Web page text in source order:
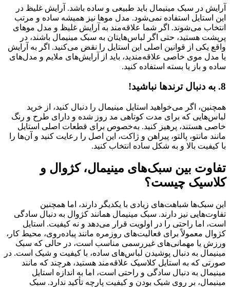
آرایش در سبک مینیمال باید طبیعی و ساده باشد. آرایش غلیظ در
این استایل استفاده نمی‌شود. مدل موها نیز همیشه ساده و مرتب
انتخاب می‌شوند. اگر شما علاقه‌مند به آرایش غلیظ و مدل موهای
پرپشت هستید، حتی اگر لباس‌هایتان به سبک مینیمال باشند، در
واقع یکی از قوانین اصلی این استایل را نقض می‌کنید. اگر به آرایش
یا مدل موی خاصی علاقه‌مندید، باید از آرایش‌های ملایم و مدل‌های
ساده و باز یا بسته استفاده کنید.
8. به دنبال ترندها نباشید!
همچنین، اگر می‌خواهید استایل مینیمال را دنبال کنید، از خرید
لباس‌هایی که برای مدت کوتاهی مد روز شده و دارای طرح و رنگ
خاصی هستند، پرهیز کنید. به‌خصوص برای قطعات اصلی استایل
مانند مانتو، پالتو، پیراهن و ژاکت، این اصل را رعایت کنید و آن‌ها را
با کیفیت بالا و به شکل ساده انتخاب کنید.
تفاوت بین سبک‌های مینیمال، کژوال و
کلاسیک چیست؟
این سبک‌ها شباهت‌های زیادی با یکدیگر دارند، اما همچنین
تفاوت‌هایی نیز دارند. سبک مینیمال همانند کژوال به دنبال سادگی
است، اما راحتی را در اولویت قرار می‌دهد و نه کیفیت. استایل
کژوال معمولاً برای فعالیت‌های روزمره مانند پیاده‌روی، محیط کار،
ورزش یا مهمانی‌های غیررسمی مناسب است، در حالی که سبک
مینیمال به دنبال پوشیدن لباس‌های ساده، با کیفیت و شیک است. در
صورتی که به استایل کلاسیک علاقه‌مند هستید، هرچند که مانند
مینیمال به دنبال سادگی و راحتی است، اما به اندازه استایل
مینیمال، بر روی شیک بودن و کیفیت پارچه تأکید ندارد. سبک